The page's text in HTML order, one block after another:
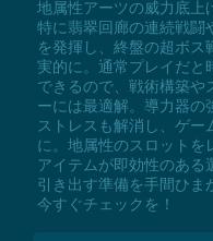
地属性アーツの威力底上
特に翡翠回廊の連続戦闘
を発揮し、終盤の超ボス
実的に。通常プレイだと
できるので、戦術構築や
ーには最適解。導力器の
ストレスも解消し、ゲー
に。地属性のスロットを
アイテムが即効性のある
引き出す準備を手間ひま
今すぐチェックを！